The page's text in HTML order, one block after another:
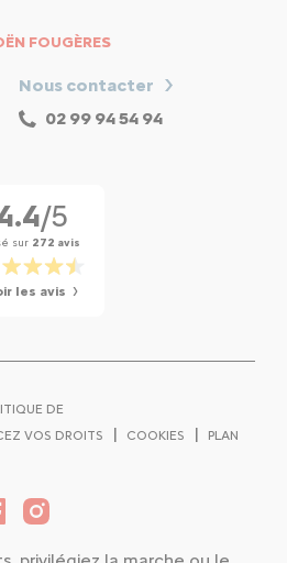
FOUGÈRES
Nous contacter
02 99 94 54 94
/5
sur 272 avis
les avis
DE
VOS DROITS | COOKIES |
PLAN